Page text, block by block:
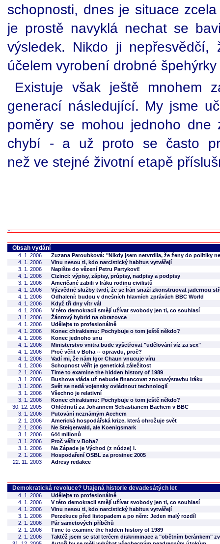
schopnosti, dnes je situace
je prostě navyklá nechat se
výsledek. Nikdo ji
účelem vyrobení drobné
Existuje však ještě mnohem
generací následující. My jsme
poměry se mohou jednoho dne
chybí - a už proto se často
než ve stejné životní etapě
Obsah vydání
4. 1. 2006
Zuzana Paroubková: "Nikdy jsem netvrdila, že ženy do politiky
4. 1. 2006
Vinu nesou ti, kdo narcistický habitus vytvářejí
3. 1. 2006
Napište do vězení Petru Partykovi!
4. 1. 2006
Cizinci: výpisy, zápisy, průpisy, nadpisy a podpisy
3. 1. 2006
Američané zabili v Iráku rodinu civilistů
4. 1. 2006
Výzvědné služby tvrdí, že se Írán snaží zkonstruovat jadernou
4. 1. 2006
Odhalení: budou v dnešních hlavních zprávách BBC World
4. 1. 2006
Když tři dny vítr vál
4. 1. 2006
V této demokracii smějí užívat svobody jen ti, co souhlasí
3. 1. 2006
Žánrový hybrid na obrazovce
4. 1. 2006
Udělejte to profesionálně
4. 1. 2006
Konec chirakismu: Pochybuje o tom ještě někdo?
4. 1. 2006
Konec jednoho snu
4. 1. 2006
Ministerstvo vnitra bude vyšetřovat "udělování víz za sex"
4. 1. 2006
Proč věřit v Boha -- opravdu, proč?
4. 1. 2006
Vadí mi, že nám Igor Chaun vnucuje víru
4. 1. 2006
Schopnost věřit je genetická záležitost
2. 1. 2006
Time to examine the hidden history of 1989
3. 1. 2006
Bushova vláda už nebude financovat znovuvýstavbu Iráku
3. 1. 2006
Svět se nedá vojensky ovládnout technologií
3. 1. 2006
Všechno je relativní
3. 1. 2006
Konec chirakismu: Pochybuje o tom ještě někdo?
30. 12. 2005
Ohlédnutí za Johannem Sebastianem Bachem v BBC
3. 1. 2006
Putování neznámým Acehem
2. 1. 2006
Americká hospodářská krize, která ohrožuje svět
2. 1. 2006
Ne Steigerwald, ale Koenigsmark
3. 1. 2006
644 milionů
3. 1. 2006
Proč věřit v Boha?
3. 1. 2006
Na Západe je Východ (z núdze) I.
2. 1. 2006
Hospodaření OSBL za prosinec 2005
22. 11. 2003
Adresy redakce
Demokratická revoluce? Utajená historie devadesátých let
4. 1. 2006
Udělejte to profesionálně
4. 1. 2006
V této demokracii smějí užívat svobody jen ti, co souhlasí
4. 1. 2006
Vinu nesou ti, kdo narcistický habitus vytvářejí
3. 1. 2006
Perzekuce před listopadem a po něm: Jeden malý rozdíl
2. 1. 2006
Pár sametových příběhů
2. 1. 2006
Time to examine the hidden history of 1989
2. 1. 2006
Taktéž jsem se stal terčem diskriminace a "obětním beránkem"